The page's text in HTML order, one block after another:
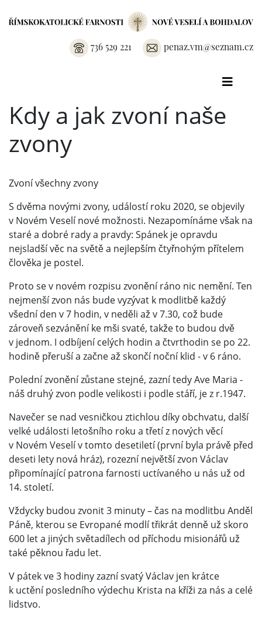
736 529 221 penaz.vm@seznam.cz
Kdy a jak zvoní naše
zvony
Zvoní všechny zvony
S dvěma novými zvony, událostí roku 2020, se objevily
v Novém Veselí nové možnosti. Nezapomínáme však na
staré a dobré rady a pravdy: Spánek je opravdu
nejsladší věc na světě a nejlepším čtyřnohým přítelem
člověka je postel.
Proto se v novém rozpisu zvonění ráno nic nemění. Ten
nejmenší zvon nás bude vyzývat k modlitbě každý
všední den v 7 hodin, v neděli až v 7.30, což bude
zároveň sezvánění ke mši svaté, takže to budou dvě
v jednom. I odbíjení celých hodin a čtvrthodin se po 22.
hodině přeruší a začne až skončí noční klid - v 6 ráno.
Polední zvonění zůstane stejné, zazní tedy Ave Maria -
náš druhý zvon podle velikosti i podle stáří, je z r.1947.
Navečer se nad vesničkou ztichlou díky obchvatu, další
velké události letošního roku a třetí z nových věcí
v Novém Veselí v tomto desetiletí (první byla právě před
deseti lety nová hráz), rozezní největší zvon Václav
připomínající patrona farnosti uctívaného u nás už od
14. století.
Vždycky budou zvonit 3 minuty – čas na modlitbu Anděl
Páně, kterou se Evropané modlí třikrát denně už skoro
600 let a jiných světadílech od příchodu misionářů už
také pěknou řadu let.
V pátek ve 3 hodiny zazní svatý Václav jen krátce
k uctění posledního výdechu Krista na kříži za nás a celé
lidstvo.